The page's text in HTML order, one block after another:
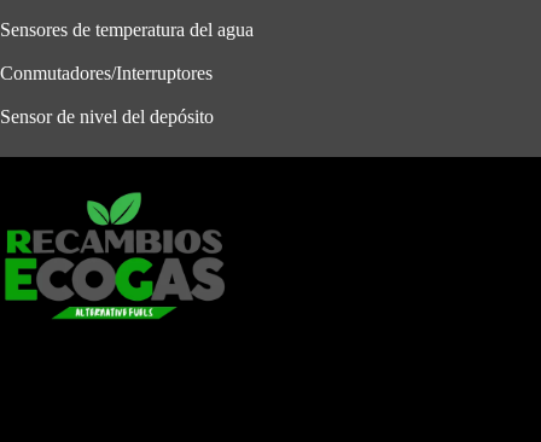
Sensores de temperatura del agua
Conmutadores/Interruptores
Sensor de nivel del depósito